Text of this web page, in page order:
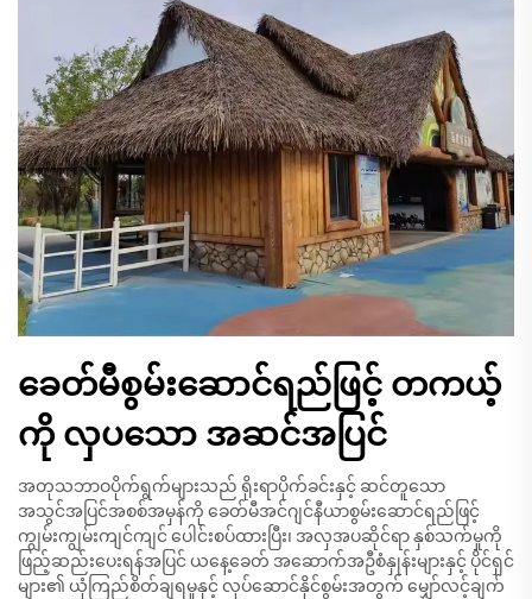
ခေတ်မီစွမ်းဆောင်ရည်ဖြင့် တကယ့်
ကို လှပသော အဆင်အပြင်
အတုသဘာဝပိုက်ရွက်များသည် ရိုးရာပိုက်ခင်းနှင့် ဆင်တူသော
အသွင်အပြင်အစစ်အမှန်ကို ခေတ်မီအင်ဂျင်နီယာစွမ်းဆောင်ရည်ဖြင့်
ကျွမ်းကျွမ်းကျင်ကျင် ပေါင်းစပ်ထားပြီး၊ အလှအပဆိုင်ရာ နှစ်သက်မှုကို
ဖြည့်ဆည်းပေးရန်အပြင် ယနေ့ခေတ် အဆောက်အဦစံနှုန်းများနှင့် ပိုင်ရှင်
များ၏ ယုံကြည်စိတ်ချရမှုနှင့် လုပ်ဆောင်နိုင်စွမ်းအတွက် မျှော်လင့်ချက်